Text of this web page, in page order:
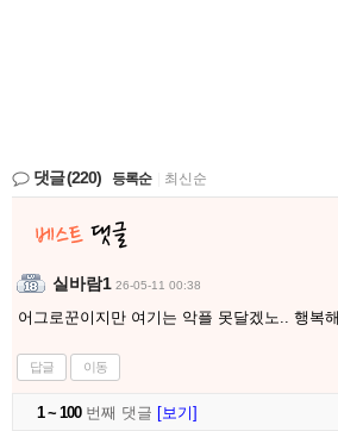
댓글(220) 등록순 최신순
실바람1 26-05-11 00:38
어그로꾼이지만 여기는 악플 못달겠노.. 행복
답글 이동
1 ~ 100번째 댓글 [보기]